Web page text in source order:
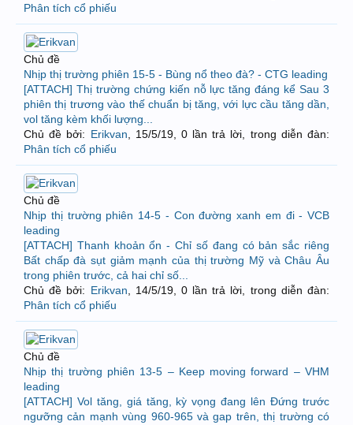
Phân tích cổ phiếu
Chủ đề
Nhịp thị trường phiên 15-5 - Bùng nổ theo đà? - CTG leading
[ATTACH] Thị trường chứng kiến nỗ lực tăng đáng kể Sau 3
phiên thị trương vào thế chuẩn bị tăng, với lực cầu tăng dần,
vol tăng kèm khối lượng...
Chủ đề bởi: Erikvan 15/5/19, 0 lần trả lời, trong diễn đàn:
Phân tích cổ phiếu
Chủ đề
Nhịp thị trường phiên 14-5 - Con đường xanh em đi - VCB
leading
[ATTACH] Thanh khoản ổn - Chỉ số đang có bản sắc riêng
Bất chấp đà sụt giảm mạnh của thị trường Mỹ và Châu Âu
trong phiên trước, cả hai chỉ số...
Chủ đề bởi: Erikvan 14/5/19, 0 lần trả lời, trong diễn đàn:
Phân tích cổ phiếu
Chủ đề
Nhịp thị trường phiên 13-5 – Keep moving forward – VHM
leading
[ATTACH] Vol tăng, giá tăng, kỳ vọng đang lên Đứng trước
ngưỡng cản mạnh vùng 960-965 và gap trên, thị trường có